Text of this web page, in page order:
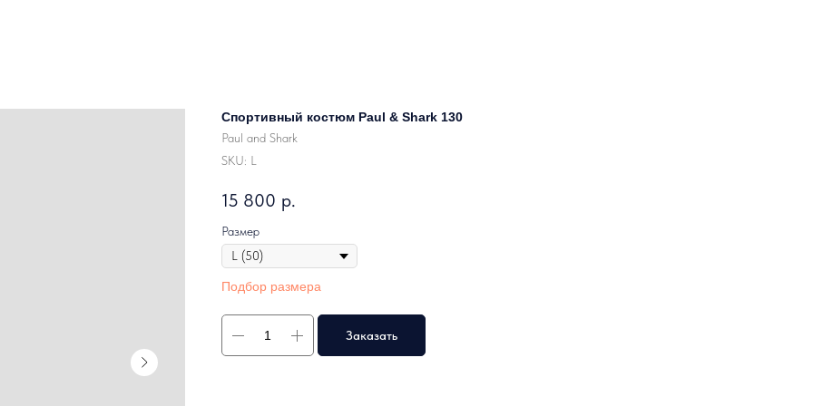
Спортивный костюм Paul & Shark 130
Paul and Shark
SKU: L
15 800 р.
Размер
Подбор размера
Заказать